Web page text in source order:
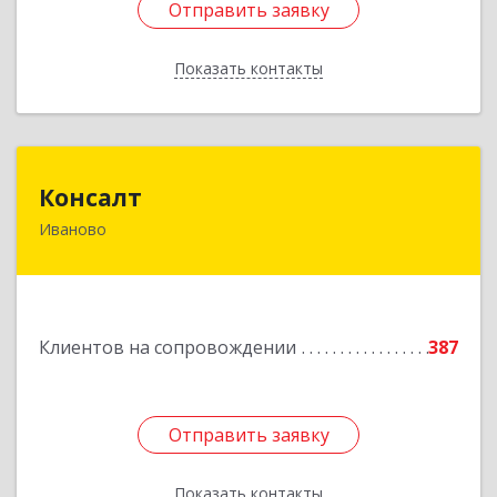
Отправить заявку
Показать контакты
Отправить заявку
Назад
Консалт
Иваново
Клиентов на сопровождении 387
Отправить заявку
153000, Ивановская обл, Иваново г, Жарова ул,
Отправить заявку